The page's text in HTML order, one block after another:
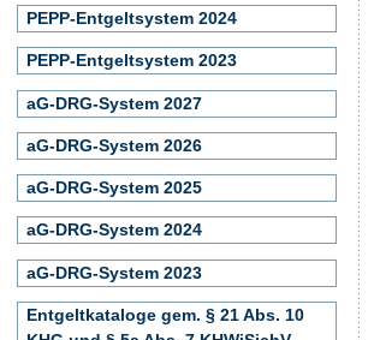
PEPP-Entgeltsystem 2024
PEPP-Entgeltsystem 2023
aG-DRG-System 2027
aG-DRG-System 2026
aG-DRG-System 2025
aG-DRG-System 2024
aG-DRG-System 2023
Entgeltkataloge gem. § 21 Abs. 10